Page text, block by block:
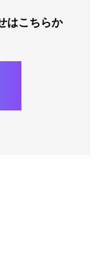
はこちらか